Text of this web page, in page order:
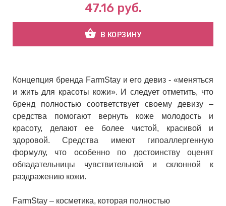
47.16 руб.
shopping_basket В КОРЗИНУ
Концепция бренда FarmStay и его девиз - «меняться
и жить для красоты кожи». И следует отметить, что
бренд полностью соответствует своему девизу –
средства помогают вернуть коже молодость и
красоту, делают ее более чистой, красивой и
здоровой. Средства имеют гипоаллергенную
формулу, что особенно по достоинству оценят
обладательницы чувствительной и склонной к
раздражению кожи.
FarmStay – косметика, которая полностью